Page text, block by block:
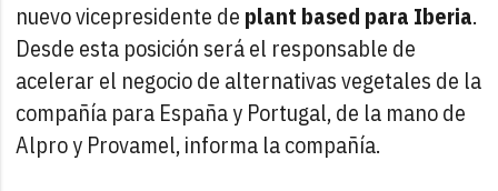
nuevo vicepresidente de plant based para Iberia.
Desde esta posición será el responsable de
acelerar el negocio de alternativas vegetales de la
compañía para España y Portugal, de la mano de
Alpro y Provamel, informa la compañía.